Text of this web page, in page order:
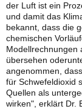
der Luft ist ein
und damit das
bekannt, dass die
chemischen
Modellrechnungen
übersehen
angenommen,
für Schwefeldioxid
Quellen als
wirken", erklärt Dr.